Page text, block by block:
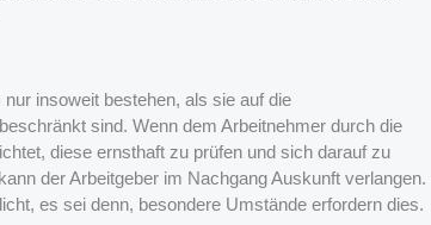
insoweit bestehen, als sie auf die
sind. Wenn dem Arbeitnehmer durch die
diese ernsthaft zu prüfen und sich darauf zu
der Arbeitgeber im Nachgang Auskunft verlangen.
es sei denn, besondere Umstände erfordern dies.